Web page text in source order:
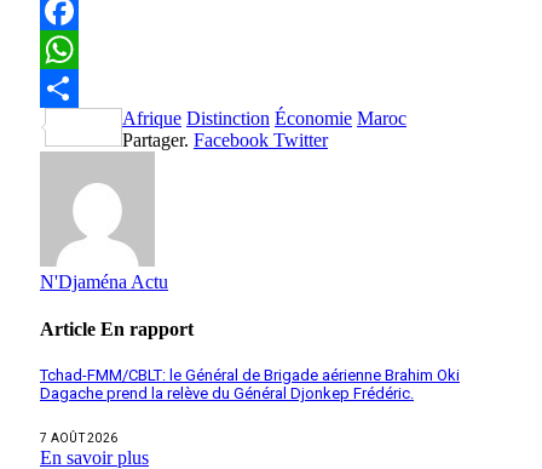
Facebook
WhatsApp
Partager
Afrique Distinction Économie Maroc
Partager. Facebook Twitter
N'Djaména Actu
Article En rapport
Tchad-FMM/CBLT: le Général de Brigade aérienne Brahim Oki
Dagache prend la relève du Général Djonkep Frédéric.
7 AOÛT 2026
En savoir plus